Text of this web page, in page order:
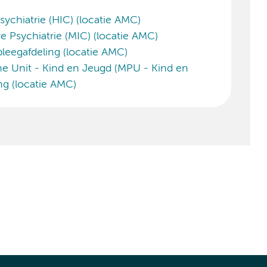
(HIC) (locatie AMC)
Psychiatrie (MIC) (locatie AMC)
(locatie AMC)
Unit - Kind en Jeugd (MPU - Kind en
(locatie AMC)